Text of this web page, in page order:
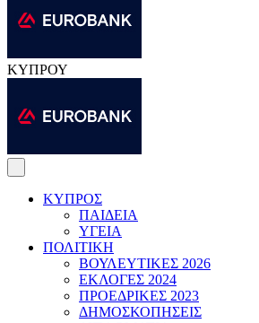
ΚΥΠΡΟΥ
ΚΥΠΡΟΣ
ΠΑΙΔΕΙΑ
ΥΓΕΙΑ
ΠΟΛΙΤΙΚΗ
ΒΟΥΛΕΥΤΙΚΕΣ 2026
ΕΚΛΟΓΕΣ 2024
ΠΡΟΕΔΡΙΚΕΣ 2023
ΔΗΜΟΣΚΟΠΗΣΕΙΣ